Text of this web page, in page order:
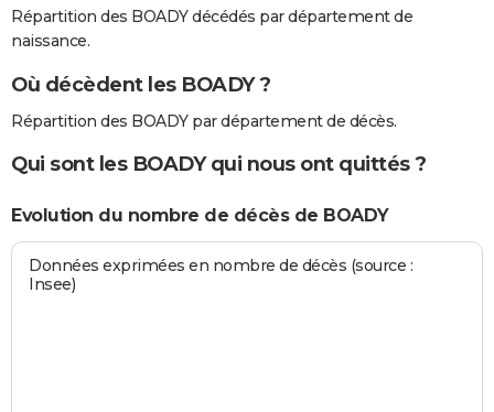
Répartition des BOADY décédés par département de
naissance.
Où décèdent les BOADY ?
Répartition des BOADY par département de décès.
Qui sont les BOADY qui nous ont quittés ?
Evolution du nombre de décès de BOADY
Données exprimées en nombre de décès (source :
Insee)